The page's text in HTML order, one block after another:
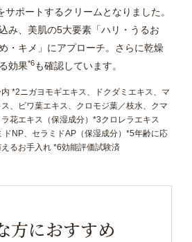
サポートするクリームとなりました。
み、美肌の5大要素「ハリ・うるお
・キメ」にアプローチ。さらに乾燥
効果*6も確認しています。
*2ニガヨモギエキス、ドクダミエキス、マ
、ビワ葉エキス、クロモジ葉／枝水、クマ
花エキス（保湿成分）*3クロレラエキス
ドNP、セラミドAP（保湿成分）*5年齢に応
るお手入れ *6効能評価試験済
方におすすめ